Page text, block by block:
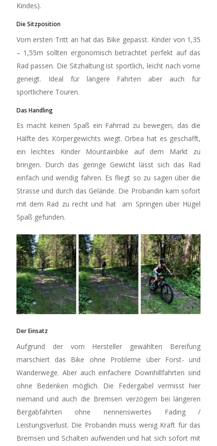
Kindes).
Die Sitzposition
Vom ersten Tritt an hat das Bike gepasst. Kinder von 1,35
– 1,55m sollten ergonomisch betrachtet perfekt auf das
Rad passen. Die Sitzhaltung ist sportlich, leicht nach vorne
geneigt. Ideal für längere Fahrten aber auch für
sportlichere Touren.
Das Handling
Es macht keinen Spaß ein Fahrrad zu bewegen, das die
Hälfte des Körpergewichts wiegt. Orbea hat es geschafft,
ein leichtes Kinder Mountainbike auf dem Markt zu
bringen. Durch das geringe Gewicht lässt sich das Rad
einfach und wendig fahren. Es fliegt so zu sagen über die
Strasse und durch das Gelände. Die Probandin kam sofort
mit dem Rad zu recht und hat am Springen über Hügel
Spaß gefunden.
Der Einsatz
Aufgrund der vom Hersteller gewählten Bereifung
marschiert das Bike ohne Probleme über Forst- und
Wanderwege. Aber auch einfachere Downhillfahrten sind
ohne Bedenken möglich. Die Federgabel vermisst hier
niemand und auch die Bremsen verzögern bei längeren
Bergabfahrten ohne nennenswertes Fading /
Leistungsverlust. Die Probandin muss wenig Kraft für das
Bremsen und Schalten aufwenden und hat sich sofort mit